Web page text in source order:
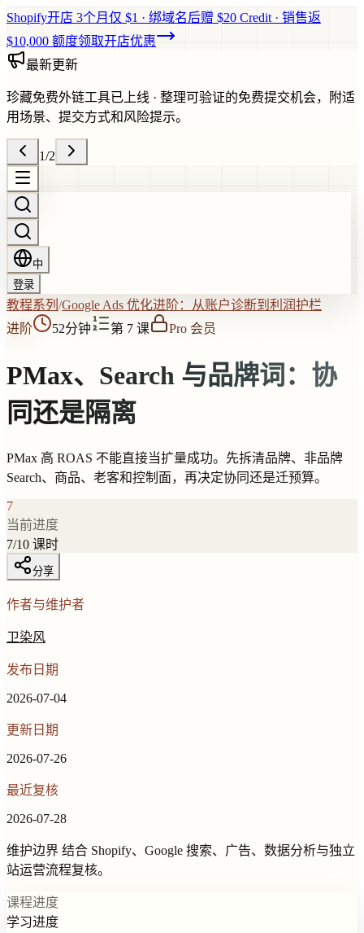
Shopify开店 3个月仅 $1 · 绑域名后赠 $20 Credit · 销售返
$10,000 额度领取开店优惠
最新更新
珍藏免费外链工具已上线 · 整理可验证的免费提交机会，附适
用场景、提交方式和风险提示。
1/2
中
登录
教程系列 /Google Ads 优化进阶：从账户诊断到利润护栏
进阶
52分钟 第 7 课 Pro 会员
PMax、Search 与品牌词：协
同还是隔离
PMax 高 ROAS 不能直接当扩量成功。先拆清品牌、非品牌
Search、商品、老客和控制面，再决定协同还是迁预算。
7
当前进度
7/10 课时
分享
作者与维护者
卫染风
发布日期
2026-07-04
更新日期
2026-07-26
最近复核
2026-07-28
维护边界 结合 Shopify、Google 搜索、广告、数据分析与独立
站运营流程复核。
课程进度
学习进度